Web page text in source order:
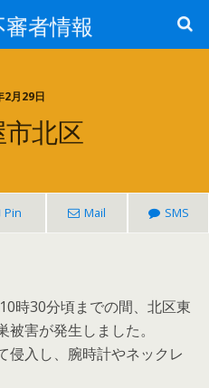
者情報
2月29日
北区
Pin Mail SMS
時30分頃までの間、北区東
害が発生しました。
侵入し、腕時計やネックレ